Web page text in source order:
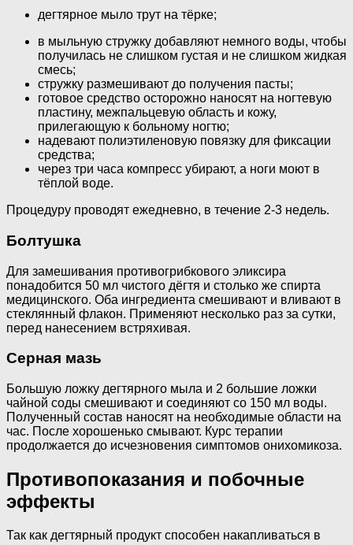
дегтярное мыло трут на тёрке;
в мыльную стружку добавляют немного воды, чтобы
получилась не слишком густая и не слишком жидкая
смесь;
стружку размешивают до получения пасты;
готовое средство осторожно наносят на ногтевую
пластину, межпальцевую область и кожу,
прилегающую к больному ногтю;
надевают полиэтиленовую повязку для фиксации
средства;
через три часа компресс убирают, а ноги моют в
тёплой воде.
Процедуру проводят ежедневно, в течение 2-3 недель.
Болтушка
Для замешивания противогрибкового эликсира
понадобится 50 мл чистого дёгтя и столько же спирта
медицинского. Оба ингредиента смешивают и вливают в
стеклянный флакон. Применяют несколько раз за сутки,
перед нанесением встряхивая.
Серная мазь
Большую ложку дегтярного мыла и 2 большие ложки
чайной соды смешивают и соединяют со 150 мл воды.
Полученный состав наносят на необходимые области на
час. После хорошенько смывают. Курс терапии
продолжается до исчезновения симптомов онихомикоза.
Противопоказания и побочные
эффекты
Так как дегтярный продукт способен накапливаться в